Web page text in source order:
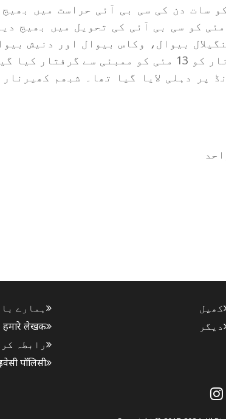
سات دن کی سی بی آئی حراست میں
ملزم، جنہیں عدالت نے 14 مئی کو سی بی آئی کی تحویل میں
بیوال، وکاس بیوال اور دنیش
سے یش یادو ہیں۔ شبھم خیرنار کو 13 مئی کو ممبئی سے
پر دہلی لایا گیا تھا۔ شبھم
ہمارے
हमारे लेखक
رابطہ
पॉलिसी
کھیل
دیگر